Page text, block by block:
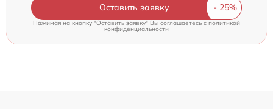
Оставить заявку
Нажимая на кнопку "Оставить заявку" Вы соглашаетесь cполитикой
конфиденциальности